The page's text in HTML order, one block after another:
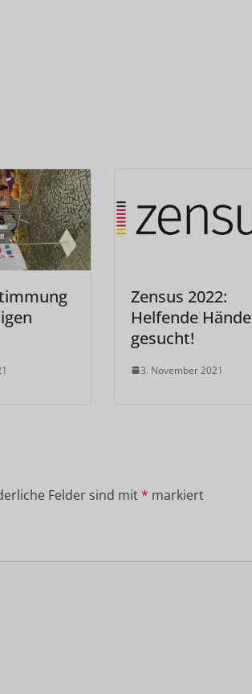
Zensus 2022:
Helfende Hände
gesucht!
3. November 2021
Felder sind mit* markiert